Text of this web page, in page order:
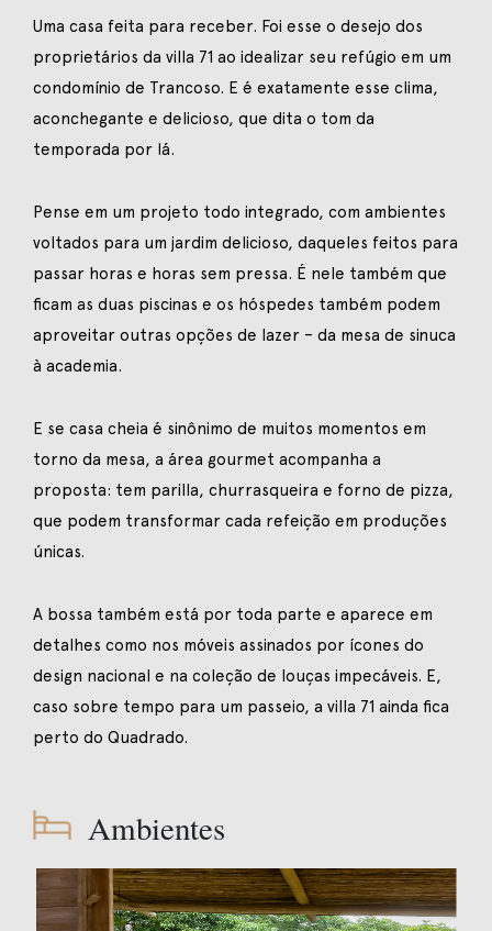
Uma casa feita para receber. Foi esse o desejo dos
proprietários da villa 71 ao idealizar seu refúgio em um
condomínio de Trancoso. E é exatamente esse clima,
aconchegante e delicioso, que dita o tom da
temporada por lá.
Pense em um projeto todo integrado, com ambientes
voltados para um jardim delicioso, daqueles feitos para
passar horas e horas sem pressa. É nele também que
ficam as duas piscinas e os hóspedes também podem
aproveitar outras opções de lazer – da mesa de sinuca
à academia.
E se casa cheia é sinônimo de muitos momentos em
torno da mesa, a área gourmet acompanha a
proposta: tem parilla, churrasqueira e forno de pizza,
que podem transformar cada refeição em produções
únicas.
A bossa também está por toda parte e aparece em
detalhes como nos móveis assinados por ícones do
design nacional e na coleção de louças impecáveis. E,
caso sobre tempo para um passeio, a villa 71 ainda fica
perto do Quadrado.
Ambientes